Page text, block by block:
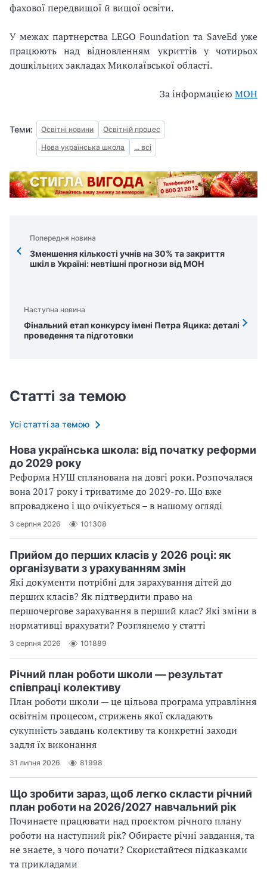
фахової передвищої й вищої освіти.
У межах партнерства LEGO Foundation та SaveEd уже
працюють над відновленням укриттів у чотирьох
дошкільних закладах Миколаївської області.
За інформацією МОН
Теми: Освітні новини
Освітній процес
Нова українська школа
... всі
Попередня новина
Зменшення кількості учнів на 30% та закриття
шкіл в Україні: невтішні прогнози від МОН
Наступна новина
Фінальний етап конкурсу імені Петра Яцика: деталі
проведення та підготовки
Статті за темою
Усі статті за темою
Нова українська школа: від початку реформи
до 2029 року
Реформа НУШ спланована на довгі роки. Розпочалася
вона 2017 року і триватиме до 2029-го. Що вже
впроваджено і що очікується – в нашому огляді
3 серпня 2026 101308
Прийом до перших класів у 2026 році: як
організувати з урахуванням змін
Які документи потрібні для зарахування дітей до
перших класів? Як підтвердити право на
першочергове зарахування в перший клас? Які зміни в
нормативці врахувати? Розглянемо у статті
3 серпня 2026 101889
Річний план роботи школи — результат
співпраці колективу
План роботи школи — це цільова програма управління
освітнім процесом, стрижень якої складають
сукупність завдань колективу та конкретні заходи
задля їх виконання
31 липня 2026 81998
Що зробити зараз, щоб легко скласти річний
план роботи на 2026/2027 навчальний рік
Починаєте працювати над проєктом річного плану
роботи на наступний рік? Обираєте річні завдання, та
не знаєте, з чого почати? Скористайтеся підказками
та прикладами